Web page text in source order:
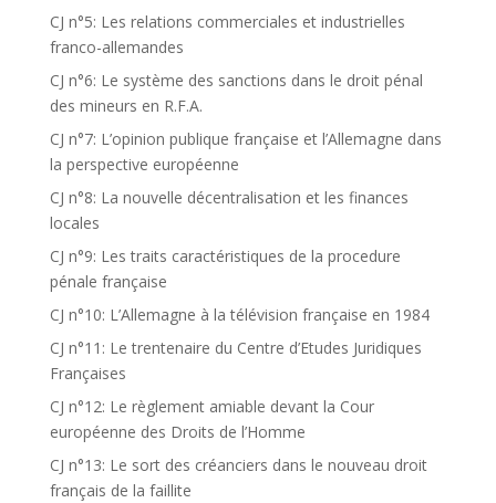
CJ n°5: Les relations commerciales et industrielles
franco-allemandes
CJ n°6: Le système des sanctions dans le droit pénal
des mineurs en R.F.A.
CJ n°7: L’opinion publique française et l’Allemagne dans
la perspective européenne
CJ n°8: La nouvelle décentralisation et les finances
locales
CJ n°9: Les traits caractéristiques de la procedure
pénale française
CJ n°10: L’Allemagne à la télévision française en 1984
CJ n°11: Le trentenaire du Centre d’Etudes Juridiques
Françaises
CJ n°12: Le règlement amiable devant la Cour
européenne des Droits de l’Homme
CJ n°13: Le sort des créanciers dans le nouveau droit
français de la faillite